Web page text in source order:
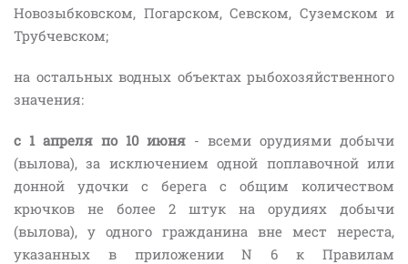
Новозыбковском, Погарском, Севском, Суземском и
Трубчевском;
на остальных водных объектах рыбохозяйственного
значения:
с 1 апреля по 10 июня - всеми орудиями добычи
(вылова), за исключением одной поплавочной или
донной удочки с берега с общим количеством
крючков не более 2 штук на орудиях добычи
(вылова), у одного гражданина вне мест нереста,
указанных в приложении N 6 к Правилам